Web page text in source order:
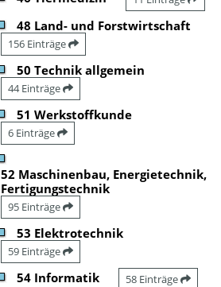
48 Land- und Forstwirtschaft
156 Einträge
50 Technik allgemein
44 Einträge
51 Werkstoffkunde
6 Einträge
52 Maschinenbau, Energietechnik,
Fertigungstechnik
95 Einträge
53 Elektrotechnik
59 Einträge
54 Informatik 58 Einträge